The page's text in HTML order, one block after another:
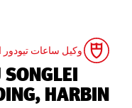
وكيل ساعات
HARBIN‬